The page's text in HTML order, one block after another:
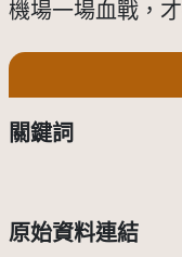
機場一場血戰，
關鍵詞
原始資料連結